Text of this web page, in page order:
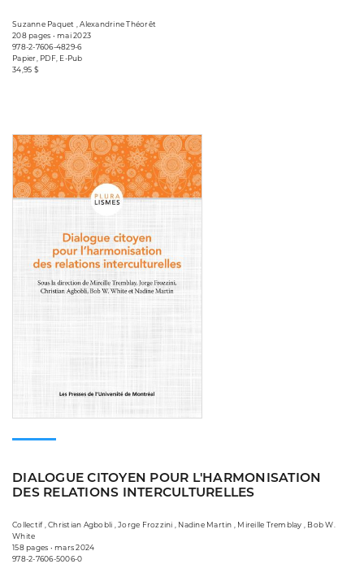
Suzanne Paquet , Alexandrine Théorêt
208 pages • mai 2023
978-2-7606-4829-6
Papier, PDF, E-Pub
34,95 $
DIALOGUE CITOYEN POUR L'HARMONISATION
DES RELATIONS INTERCULTURELLES
Collectif , Christian Agbobli , Jorge Frozzini , Nadine Martin , Mireille Tremblay , Bob W.
White
158 pages • mars 2024
978-2-7606-5006-0